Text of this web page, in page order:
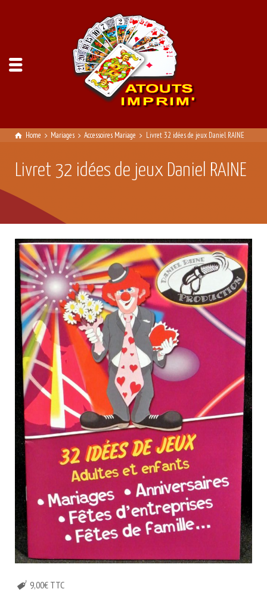
Home Mariages Accessoires Mariage Livret 32 idées de jeux Daniel RAINE
Livret 32 idées de jeux Daniel RAINE
9,00€ TTC